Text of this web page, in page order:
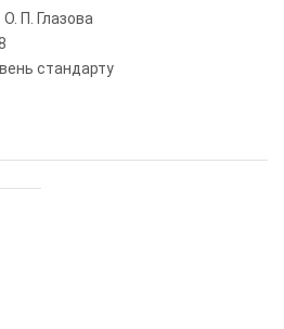
О. П. Глазова
стандарту